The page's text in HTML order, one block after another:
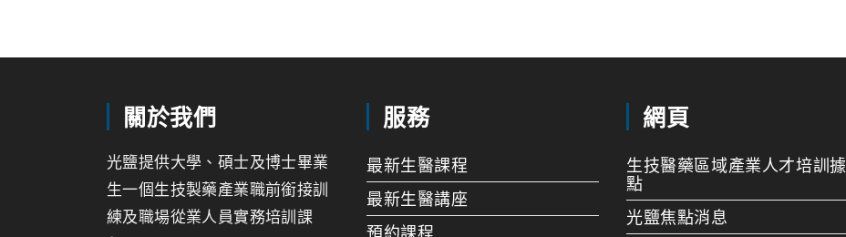
關於我們
光鹽提供大學、碩士及博士畢業
生一個生技製藥產業職前銜接訓
練及職場從業人員實務培訓課
服務
最新生醫課程
最新生醫講座
預約課程
網頁
生技醫藥區域產業人才培訓據
點
光鹽焦點消息